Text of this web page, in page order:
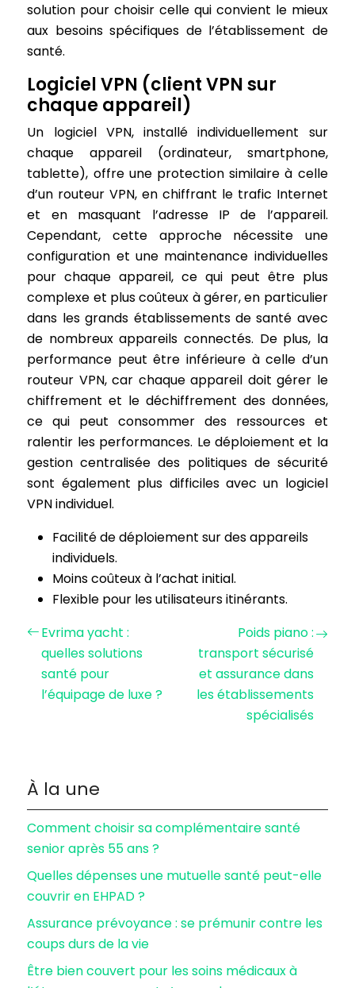
solution pour choisir celle qui convient le mieux
aux besoins spécifiques de l’établissement de
santé.
Logiciel VPN (client VPN sur
chaque appareil)
Un logiciel VPN, installé individuellement sur
chaque appareil (ordinateur, smartphone,
tablette), offre une protection similaire à celle
d’un routeur VPN, en chiffrant le trafic Internet
et en masquant l’adresse IP de l’appareil.
Cependant, cette approche nécessite une
configuration et une maintenance individuelles
pour chaque appareil, ce qui peut être plus
complexe et plus coûteux à gérer, en particulier
dans les grands établissements de santé avec
de nombreux appareils connectés. De plus, la
performance peut être inférieure à celle d’un
routeur VPN, car chaque appareil doit gérer le
chiffrement et le déchiffrement des données,
ce qui peut consommer des ressources et
ralentir les performances. Le déploiement et la
gestion centralisée des politiques de sécurité
sont également plus difficiles avec un logiciel
VPN individuel.
Facilité de déploiement sur des appareils
individuels.
Moins coûteux à l’achat initial.
Flexible pour les utilisateurs itinérants.
Evrima yacht :
quelles solutions
santé pour
l’équipage de luxe ?
Poids piano :
transport sécurisé
et assurance dans
les établissements
spécialisés
À la une
Comment choisir sa complémentaire santé
senior après 55 ans ?
Quelles dépenses une mutuelle santé peut-elle
couvrir en EHPAD ?
Assurance prévoyance : se prémunir contre les
coups durs de la vie
Être bien couvert pour les soins médicaux à